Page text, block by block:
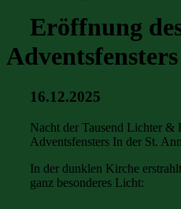
Eröffnung
Adventsfensters
16.12.2025
Nacht der Tausend Lichter &
Adventsfensters In der St.
In der dunklen Kirche
ganz besonderes Licht: